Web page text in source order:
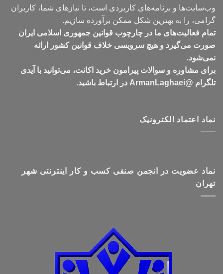
وب‌سایت‌ها و برنامه‌های کاربردی است، تا نیازهای شما، کاربران
گرامی، را به بهترین شکل ممکن برآورده سازیم.
تمام فعالیت‌های ما در چارچوب قوانین جمهوری اسلامی ایران
صورت می‌گیرد و هیچ سرویسی خلاف قوانین کشور ارائه
نمی‌شود.
برای مشاوره و سوالات پیرامون خرید اکانت، می‌توانید با آیدی
تلگرام @ArmanLaghaei در ارتباط باشید.
نماد اعتماد الکترونیک
نماد عضویت در انجمن صنفی کسب و کار اینترنتی شهر
تهران